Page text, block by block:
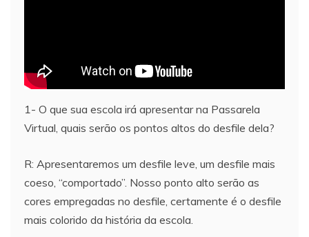
1- O que sua escola irá apresentar na Passarela
Virtual, quais serão os pontos altos do desfile dela?
R: Apresentaremos um desfile leve, um desfile mais
coeso, “comportado”. Nosso ponto alto serão as
cores empregadas no desfile, certamente é o desfile
mais colorido da história da escola.